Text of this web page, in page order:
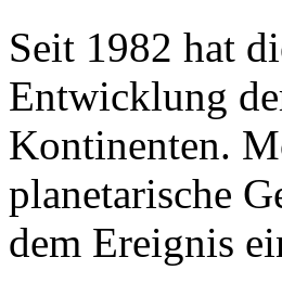
Seit 1982 hat
Entwicklung
Kontinenten.
planetarische
dem Ereignis